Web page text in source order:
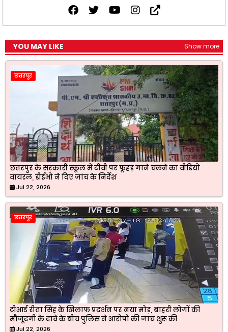
YOU MAY LIKE Show more
छतरपुर
छतरपुर के सरकारी स्कूल में टीवी पर फूहड़ गाने चलने का वीडियो
वायरल, डीईओ ने दिए जांच के निर्देश
Jul 22, 2026
छतरपुर
टीआई रीता सिंह के खिलाफ प्रदर्शन पर नया मोड़, बाहरी लोगों की
मौजूदगी के दावे के बीच पुलिस ने आरोपों की जांच शुरू की
Jul 22, 2026